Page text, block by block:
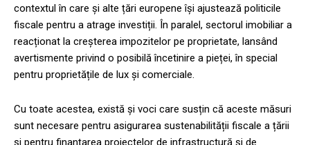
contextul în care și alte țări europene își ajustează politicile
fiscale pentru a atrage investiții. În paralel, sectorul imobiliar a
reacționat la creșterea impozitelor pe proprietate, lansând
avertismente privind o posibilă încetinire a pieței, în special
pentru proprietățile de lux și comerciale.
Cu toate acestea, există și voci care susțin că aceste măsuri
sunt necesare pentru asigurarea sustenabilității fiscale a țării
și pentru finanțarea proiectelor de infrastructură și de